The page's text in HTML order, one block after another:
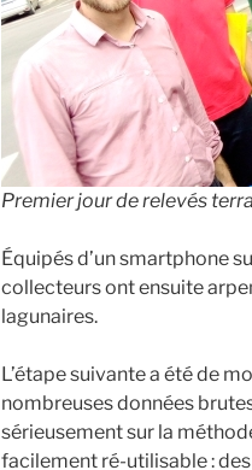
Premier jour de relevés
Équipés d’un smartphone
collecteurs ont ensuite
lagunaires.
L’étape suivante a été de
nombreuses données
sérieusement sur la
facilement ré-utilisable :